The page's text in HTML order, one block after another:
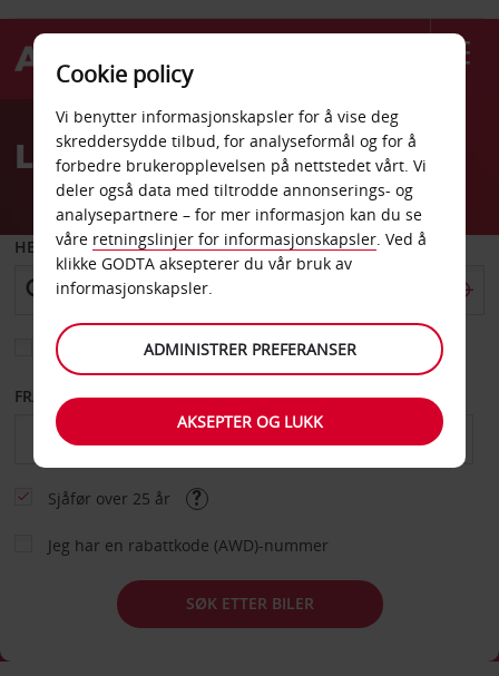
Welcome
AvisLeiebil Bahamas
HENT FRA
Velg et annet leveringssted
FRA DATO TIL DATO
Sjåfør over 25 år
Jeg har en rabattkode (AWD)-nummer
SØK ETTER BILER
Cookie policy
Vi benytter informasjonskapsler for å vise deg
skreddersydde tilbud, for analyseformål og for å
forbedre brukeropplevelsen på nettstedet vårt. Vi
deler også data med tiltrodde annonserings- og
analysepartnere – for mer informasjon kan du se
våre retningslinjer for informasjonskapsler. Ved å
klikke GODTA aksepterer du vår bruk av
informasjonskapsler.
ADMINISTRER PREFERANSER
AKSEPTER OG LUKK